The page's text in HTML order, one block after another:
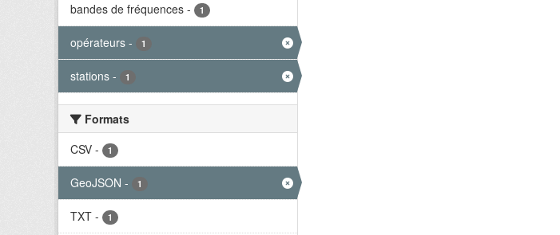
bandes de fréquences - 1
opérateurs - 1
stations - 1
Formats
CSV - 1
GeoJSON - 1
TXT - 1